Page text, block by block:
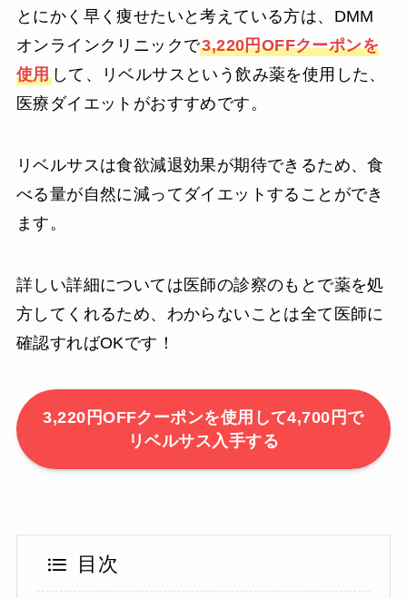
とにかく早く痩せたいと考えている方は、DMM
オンラインクリニックで3,220円OFFクーポンを
使用して、リベルサスという飲み薬を使用した、
医療ダイエットがおすすめです。
リベルサスは食欲減退効果が期待できるため、食
べる量が自然に減ってダイエットすることができ
ます。
詳しい詳細については医師の診察のもとで薬を処
方してくれるため、わからないことは全て医師に
確認すればOKです！
3,220円OFFクーポンを使用して4,700円で
リベルサス入手する
目次